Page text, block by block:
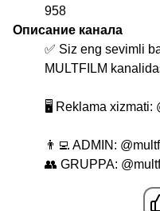
958
Описание канала
✅ Siz eng sevimli
MULTFILM
🖥 Reklama xizmati:
👨‍💻 ADMIN:
👥 GRUPPA: